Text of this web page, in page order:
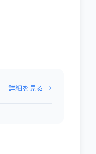
詳細を見る →